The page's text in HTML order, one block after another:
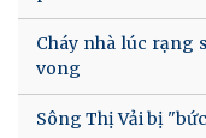
Cháy nhà lúc rạng
vong
Sông Thị Vải bị